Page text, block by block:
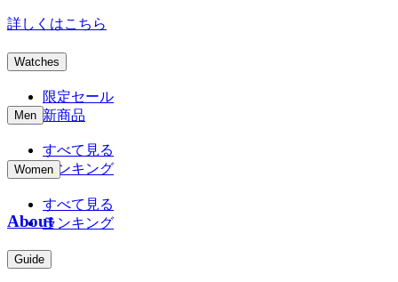
詳しくはこちら
Watches
限定セール
新商品
Men
すべて見る
ランキング
Women
すべて見る
ランキング
About
Guide